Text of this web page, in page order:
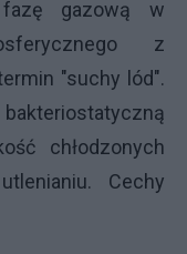
gazową w
z
"suchy lód".
chłodzonych
Cechy